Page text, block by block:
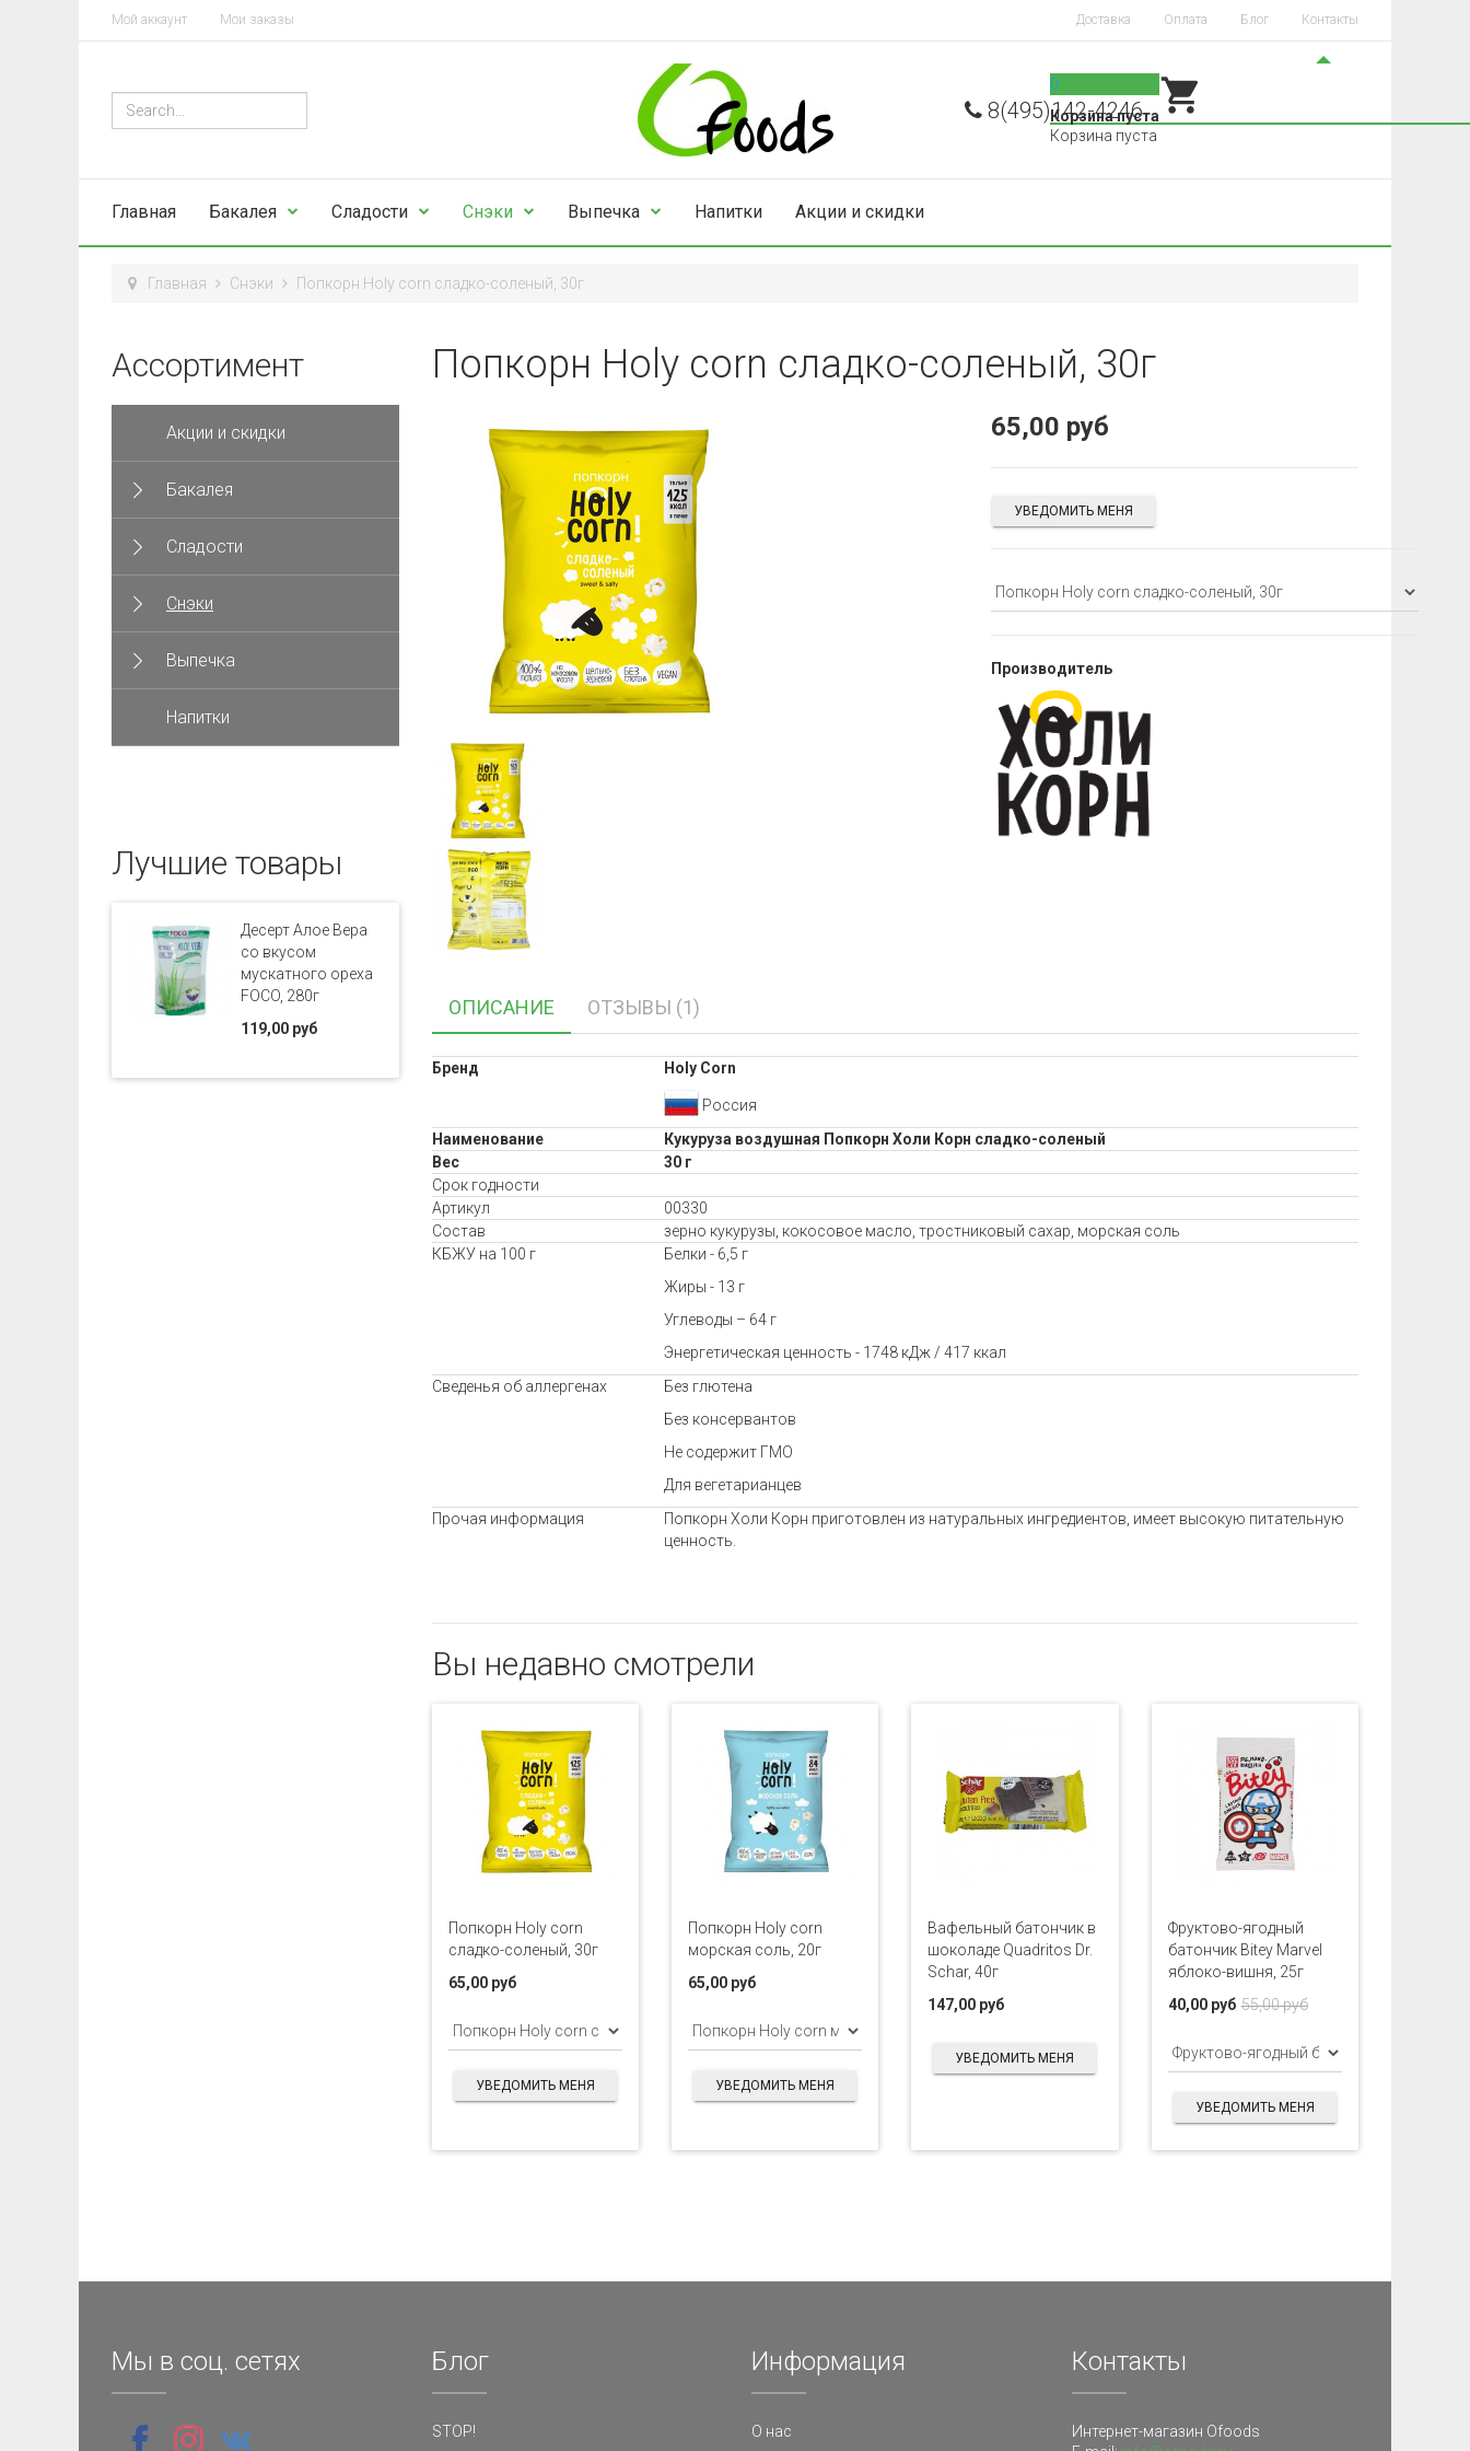
Мой аккаунт Мои заказы Доставка Оплата Блог Контакты
8(495)142-4246
0
Корзина пуста
Корзина пуста
Главная Бакалея Сладости Снэки Выпечка Напитки Акции и скидки
Главная Снэки Попкорн Holy corn сладко-соленый, 30г
Попкорн Holy corn сладко-соленый, 30г
65,00 руб
УВЕДОМИТЬ МЕНЯ
Производитель
ОПИСАНИЕ ОТЗЫВЫ (1)
Бренд Holy Corn
Россия
Наименование
Кукуруза воздушная Попкорн Холи Корн сладко-соленый
Вес
30 г
Срок годности
Артикул
00330
Состав
зерно кукурузы, кокосовое масло, тростниковый сахар, морская соль
КБЖУ на 100 г
Белки - 6,5 г
Жиры - 13 г
Углеводы – 64 г
Энергетическая ценность - 1748 кДж / 417 ккал
Сведенья об аллергенах
Без глютена
Без консервантов
Не содержит ГМО
Для вегетарианцев
Прочая информация
Попкорн Холи Корн приготовлен из натуральных ингредиентов, имеет высокую питательную
ценность.
Вы недавно смотрели
Попкорн Holy corn
сладко-соленый, 30г
65,00 руб
УВЕДОМИТЬ МЕНЯ
Попкорн Holy corn
морская соль, 20г
65,00 руб
УВЕДОМИТЬ МЕНЯ
Вафельный батончик в
шоколаде Quadritos Dr.
Schar, 40г
147,00 руб
УВЕДОМИТЬ МЕНЯ
Фруктово-ягодный
батончик Bitey Marvel
яблоко-вишня, 25г
55,00 руб
40,00 руб
УВЕДОМИТЬ МЕНЯ
Ассортимент
Акции и скидки
Бакалея
Сладости
Снэки
Выпечка
Напитки
Лучшие товары
Десерт Алое Вера
со вкусом
мускатного ореха
FOCO, 280г
119,00 руб
Мы в соц. сетях Блог
STOP!
Информация
О нас
Контакты
Интернет-магазин Ofoods